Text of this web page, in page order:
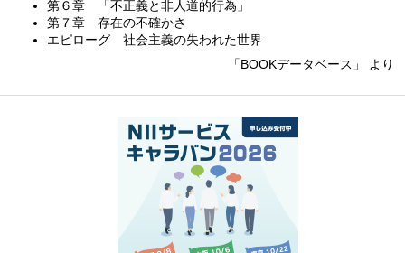
第６章 「不正義と非人道的行為」
第７章 存在の不確かさ
エピローグ 社会主義の失われた世界
「BOOKデータベース」 より